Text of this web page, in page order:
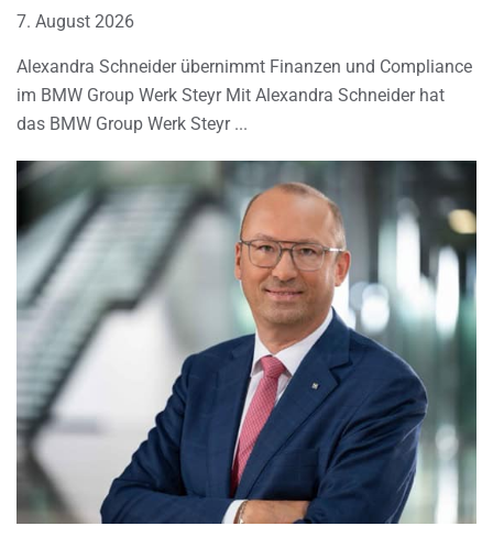
7. August 2026
Alexandra Schneider übernimmt Finanzen und Compliance
im BMW Group Werk Steyr Mit Alexandra Schneider hat
das BMW Group Werk Steyr